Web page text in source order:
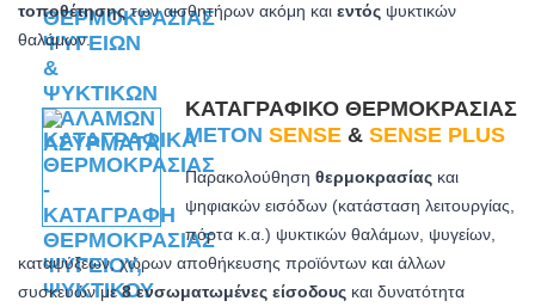
τοποθέτησηςτων αισθητήρων ακόμη και εντός ψυκτικών
θαλάμων.
ΚΑΤΑΓΡΑΦΙΚΌ ΘΕΡΜΟΚΡΑΣΊΑΣ
METON SENSE & SENSE PLUS
Παρακολούθηση θερμοκρασίας και
ψηφιακών εισόδων (κατάσταση λειτουργίας,
πόρτα κ.α.) ψυκτικών θαλάμων, ψυγείων,
καταψύξεων, χώρων αποθήκευσης προϊόντων και άλλων
συσκευών με8 ενσωματωμένες είσοδους και δυνατότητα